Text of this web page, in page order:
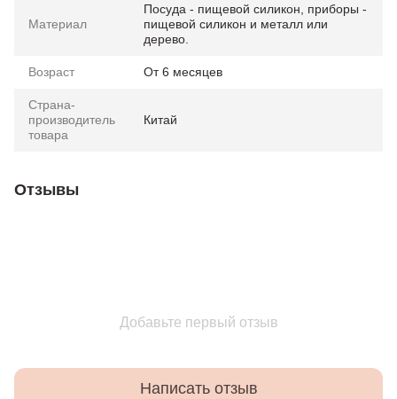
Материал
Посуда - пищевой силикон, приборы -
пищевой силикон и металл или
дерево.
Возраст От 6 месяцев
Страна-
производитель
товара
Китай
Отзывы
Добавьте первый отзыв
Написать отзыв